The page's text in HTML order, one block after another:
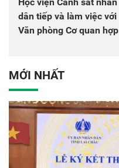
Học viện Cảnh sát nhân
dân tiếp và làm việc với
Văn phòng Cơ quan hợp
MỚI NHẤT